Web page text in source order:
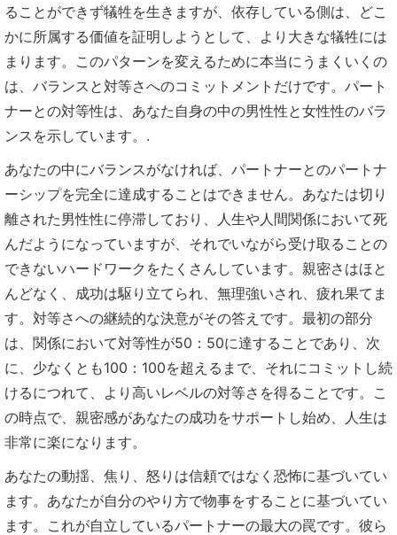
ることができず犠牲を生きますが、依存している側は、どこ
かに所属する価値を証明しようとして、より大きな犠牲には
まります。このパターンを変えるために本当にうまくいくの
は、バランスと対等さへのコミットメントだけです。パート
ナーとの対等性は、あなた自身の中の男性性と女性性のバラ
ンスを示しています。.
あなたの中にバランスがなければ、パートナーとのパートナ
ーシップを完全に達成することはできません。あなたは切り
離された男性性に停滞しており、人生や人間関係において死
んだようになっていますが、それでいながら受け取ることの
できないハードワークをたくさんしています。親密さはほと
んどなく、成功は駆り立てられ、無理強いされ、疲れ果てま
す。対等さへの継続的な決意がその答えです。最初の部分
は、関係において対等性が50：50に達することであり、次
に、少なくとも100：100を超えるまで、それにコミットし続
けるにつれて、より高いレベルの対等さを得ることです。こ
の時点で、親密感があなたの成功をサポートし始め、人生は
非常に楽になります。
あなたの動揺、焦り、怒りは信頼ではなく恐怖に基づいてい
ます。あなたが自分のやり方で物事をすることに基づいてい
ます。これが自立しているパートナーの最大の罠です。彼ら